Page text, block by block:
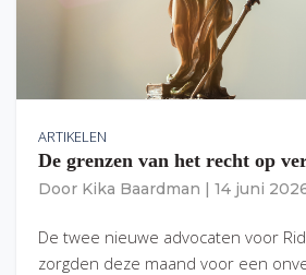
ARTIKELEN
De grenzen van het recht op
Door Kika Baardman 14 juni
De twee nieuwe advocaten voor
zorgden deze maand voor een